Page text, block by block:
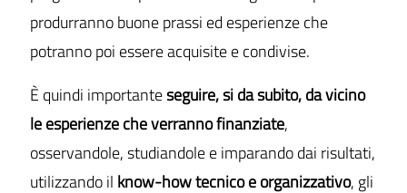
produrranno buone prassi ed esperienze che
potranno poi essere acquisite e condivise.
È quindi importanteseguire, si da subito, da vicino
le esperienze che verranno finanziate,
osservandole, studiandole e imparando dai risultati,
utilizzando il know-how tecnico e organizzativo, gli